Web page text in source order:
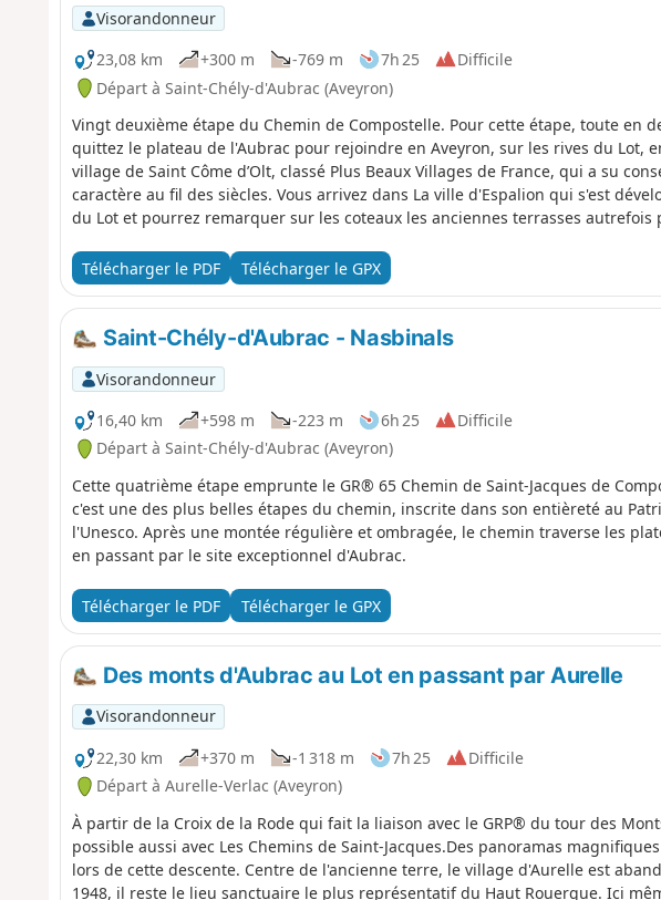
Visorandonneur
23,08 km
+300 m -769 m 7h 25
Difficile
Départ à Saint-Chély-d'Aubrac (Aveyron)
Vingt deuxième étape du Chemin de Compostelle. Pour cette étape, toute en
quittez le plateau de l'Aubrac pour rejoindre en Aveyron, sur les rives du Lot,
village de Saint Côme d’Olt, classé Plus Beaux Villages de France, qui a su
caractère au fil des siècles. Vous arrivez dans La ville d'Espalion qui s'est
du Lot et pourrez remarquer sur les coteaux les anciennes terrasses autrefois
Télécharger le PDF
Télécharger le GPX
Saint-Chély-d'Aubrac - Nasbinals
Visorandonneur
16,40 km
+598 m -223 m 6h 25
Difficile
Départ à Saint-Chély-d'Aubrac (Aveyron)
Cette quatrième étape emprunte le GR® 65 Chemin de Saint-Jacques de
c'est une des plus belles étapes du chemin, inscrite dans son entièreté au
l'Unesco. Après une montée régulière et ombragée, le chemin traverse les
en passant par le site exceptionnel d'Aubrac.
Télécharger le PDF Télécharger le GPX
Des monts d'Aubrac au Lot en passant par Aurelle
Visorandonneur
22,30 km
+370 m -1 318 m 7h 25
Difficile
Départ à Aurelle-Verlac (Aveyron)
À partir de la Croix de la Rode qui fait la liaison avec le GRP® du tour des
possible aussi avec Les Chemins de Saint-Jacques.Des panoramas
lors de cette descente. Centre de l'ancienne terre, le village d'Aurelle est
1948, il reste le lieu sanctuaire le plus représentatif du Haut Rouergue. Ici